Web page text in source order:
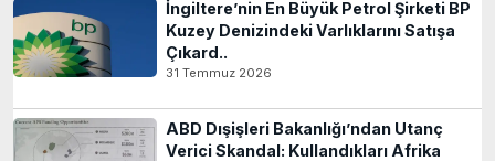
İngiltere’nin En Büyük Petrol Şirketi BP
Kuzey Denizindeki Varlıklarını Satışa
Çıkard..
31 Temmuz 2026
ABD Dışişleri Bakanlığı’ndan Utanç
Verici Skandal: Kullandıkları Afrika